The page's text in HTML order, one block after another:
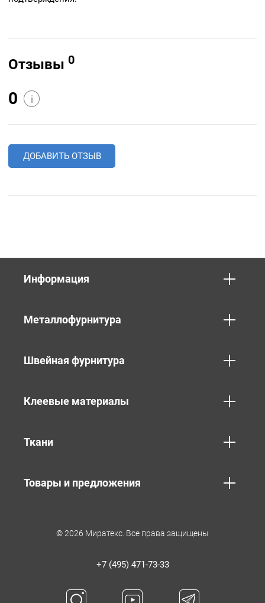
Отзывы 0
0 i
ДОБАВИТЬ ОТЗЫВ
Информация
Металлофурнитура
Швейная фурнитура
Клеевые материалы
Ткани
Товары и предложения
© 2026 Миратекс. Все права защищены
+7 (495) 471-73-33